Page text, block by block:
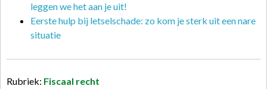
leggen we het aan je uit!
Eerste hulp bij letselschade: zo kom je sterk uit een nare
situatie
Rubriek: Fiscaal recht